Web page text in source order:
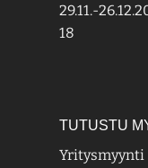
29.11.-
18
TUTUSTU
Yritysmyynti